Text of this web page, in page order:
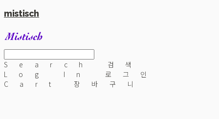
mistisch
Search
검색
Log In
로그인
Cart
장바구니